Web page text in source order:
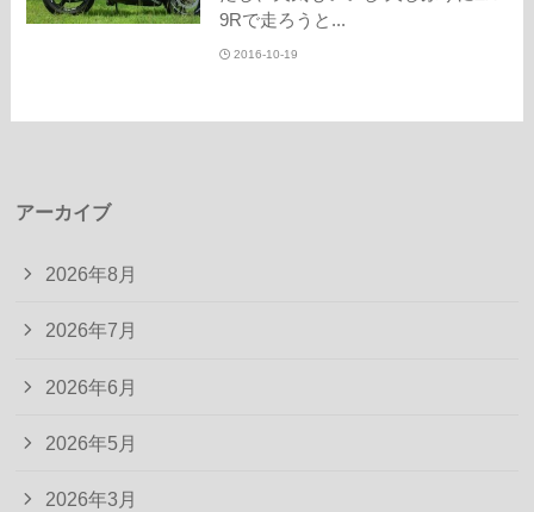
9Rで走ろうと...
2016-10-19
アーカイブ
2026年8月
2026年7月
2026年6月
2026年5月
2026年3月